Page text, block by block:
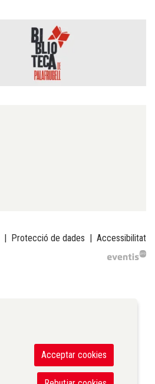
| Protecció de dades | Accessibilitat
Acceptar cookies